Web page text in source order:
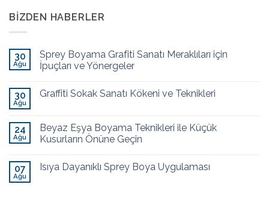
BIZDEN HABERLER
30
Ağu
Sprey Boyama Grafiti Sanatı Meraklıları için
İpuçları ve Yönergeler
30
Ağu
Graffiti Sokak Sanatı Kökeni ve Teknikleri
24
Ağu
Beyaz Eşya Boyama Teknikleri ile Küçük
Kusurların Önüne Geçin
07
Ağu
Isıya Dayanıklı Sprey Boya Uygulaması